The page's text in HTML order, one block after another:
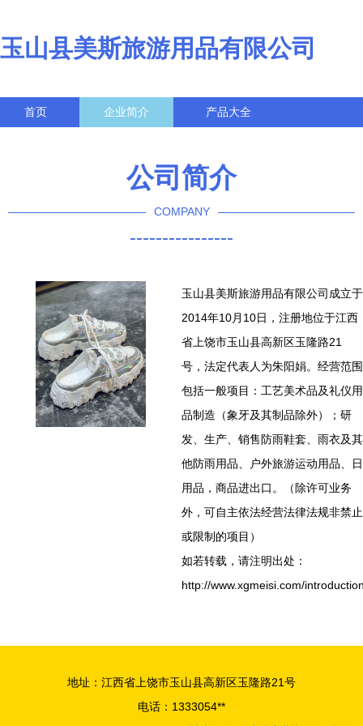
玉山县美斯旅游用品有限公司
首页 企业简介 产品大全
公司简介
COMPANY
----------------
玉山县美斯旅游用品有限公司成立于
2014年10月10日，注册地位于江西
省上饶市玉山县高新区玉隆路21
号，法定代表人为朱阳娟。经营范围
包括一般项目：工艺美术品及礼仪用
品制造（象牙及其制品除外）；研
发、生产、销售防雨鞋套、雨衣及其
他防雨用品、户外旅游运动用品、日
用品，商品进出口。（除许可业务
外，可自主依法经营法律法规非禁止
或限制的项目）
如若转载，请注明出处：
http://www.xgmeisi.com/
地址：江西省上饶市玉山县高新区玉隆路21号
电话：1333054**